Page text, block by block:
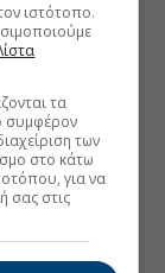
ιστότοπο.
τα
συμφέρον
των
στο κάτω
για να
σας στις